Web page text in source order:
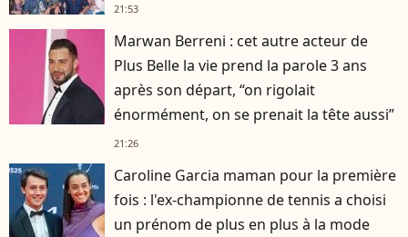
21:53
Marwan Berreni : cet autre acteur de
Plus Belle la vie prend la parole 3 ans
après son départ, “on rigolait
énormément, on se prenait la tête aussi”
21:26
Caroline Garcia maman pour la première
fois : l'ex-championne de tennis a choisi
un prénom de plus en plus à la mode